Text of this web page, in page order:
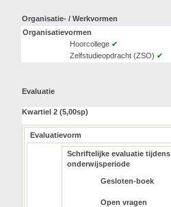
Organisatie- / Werkvormen
Organisatievormen
Hoorcollege ✔
Zelfstudieopdracht (ZSO) ✔
Evaluatie
Kwartiel 2 (5,00sp)
Evaluatievorm
Schriftelijke evaluatie tijdens
onderwijsperiode
Gesloten-boek
Open vragen